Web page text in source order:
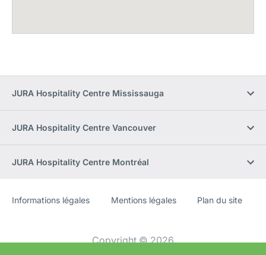
JURA Hospitality Centre Mississauga
JURA Hospitality Centre Vancouver
JURA Hospitality Centre Montréal
Site
[Website
Informations légales Mentions légales Plan du site
Copyright © 2026